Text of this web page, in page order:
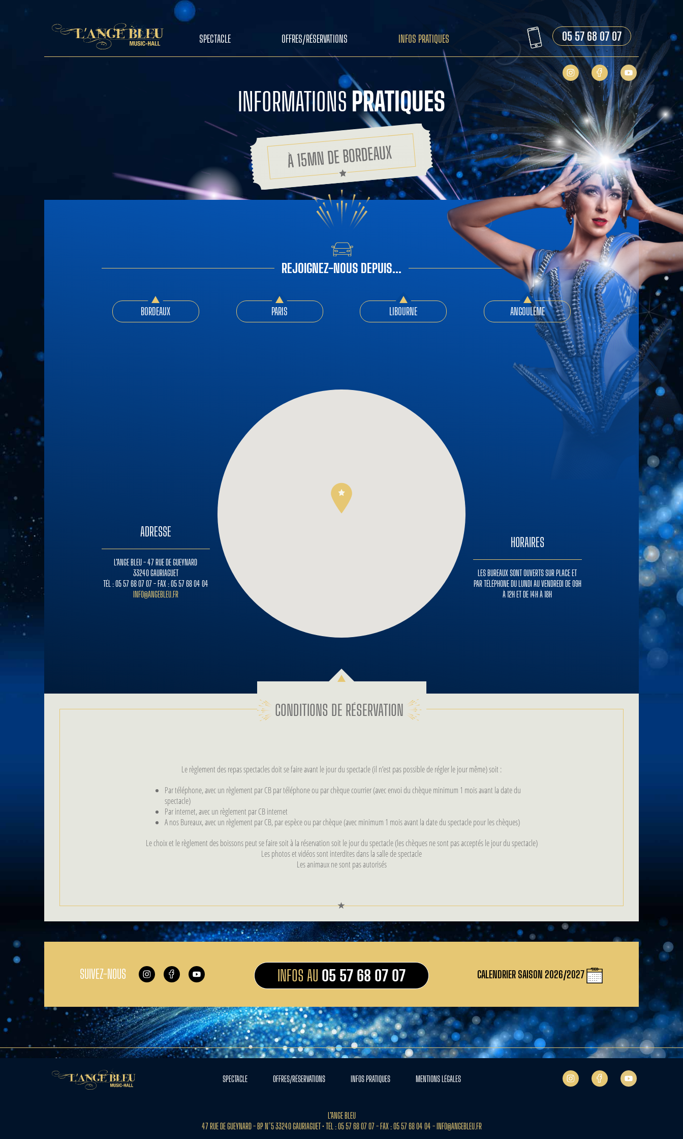
SPECTACLE OFFRES/RÉSERVATIONS INFOS PRATIQUES 05 57 68 07 07
INFORMATIONS PRATIQUES
REJOIGNEZ-NOUS DEPUIS...
BORDEAUX PARIS LIBOURNE ANGOULÊME
ADRESSE
L’ANGE BLEU - 47 RUE DE GUEYNARD
33240 GAURIAGUET
TÉL : 05 57 68 07 07 - FAX : 05 57 68 04 04
INFO@ANGEBLEU.FR
HORAIRES
LES BUREAUX SONT OUVERTS SUR PLACE ET
PAR TÉLÉPHONE DU LUNDI AU VENDREDI DE 09H
À 12H ET DE 14H À 18H
CONDITIONS DE RÉSERVATION
Le règlement des repas spectacles doit se faire avant le jour du spectacle (il n’est pas possible de régler le jour même) soit :
Par téléphone, avec un règlement par CB par téléphone ou par chèque courrier (avec envoi du chèque minimum 1 mois avant la date du
spectacle)
Par internet, avec un règlement par CB internet
A nos Bureaux, avec un règlement par CB, par espèce ou par chèque (avec minimum 1 mois avant la date du spectacle pour les chèques)
Le choix et le règlement des boissons peut se faire soit à la réservation soit le jour du spectacle (les chèques ne sont pas acceptés le jour du spectacle)
Les photos et vidéos sont interdites dans la salle de spectacle
Les animaux ne sont pas autorisés
SUIVEZ-NOUS INFOS AU 05 57 68 07 07 CALENDRIER SAISON 2026/2027
SPECTACLE OFFRES/RÉSERVATIONS INFOS PRATIQUES MENTIONS LÉGALES
L’ANGE BLEU
47 RUE DE GUEYNARD - BP N°5 33240 GAURIAGUET • TÉL : 05 57 68 07 07 - FAX : 05 57 68 04 04 -INFO@ANGEBLEU.FR